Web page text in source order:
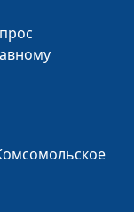
Алена